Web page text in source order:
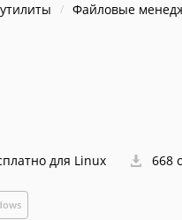
Файловые
для Linux 668